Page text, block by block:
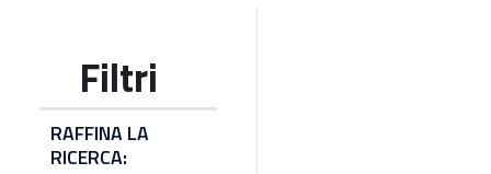
RAFFINA LA
RICERCA: